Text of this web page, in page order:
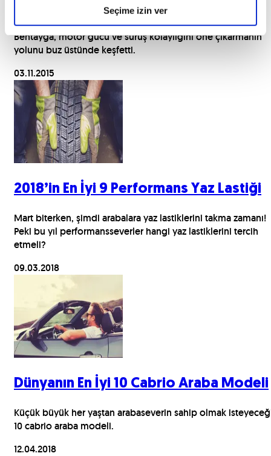
Seçime izin ver
Bentayga buz üstünde
Bentayga, motor gücü ve sürüş kolaylığını öne çıkarmanın
yolunu buz üstünde keşfetti.
03.11.2015
2018’in En İyi 9 Performans Yaz Lastiği
Mart biterken, şimdi arabalara yaz lastiklerini takma zamanı!
Peki bu yıl performansseverler hangi yaz lastiklerini tercih
etmeli?
09.03.2018
Dünyanın En İyi 10 Cabrio Araba Modeli
Küçük büyük her yaştan arabaseverin sahip olmak
10 cabrio araba modeli.
12.04.2018